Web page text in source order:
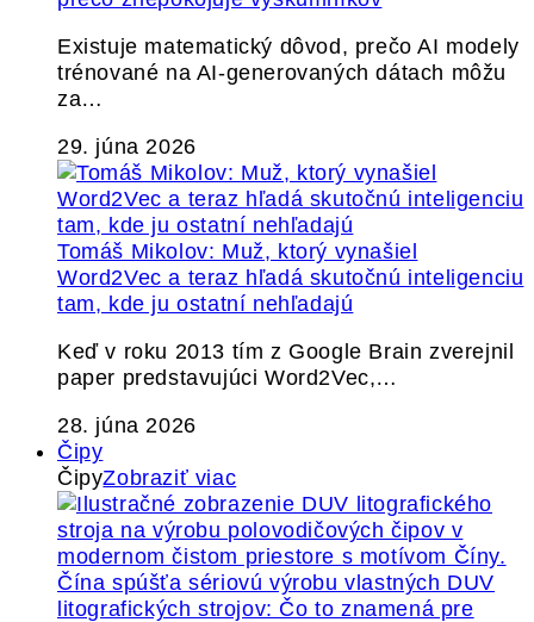
Existuje matematický dôvod, prečo AI modely
trénované na AI-generovaných dátach môžu
za…
29. júna 2026
Tomáš Mikolov: Muž, ktorý vynašiel
Word2Vec a teraz hľadá skutočnú inteligenciu
tam, kde ju ostatní nehľadajú
Keď v roku 2013 tím z Google Brain zverejnil
paper predstavujúci Word2Vec,…
28. júna 2026
Čipy
ČipyZobraziť viac
Čína spúšťa sériovú výrobu vlastných DUV
litografických strojov: Čo to znamená pre